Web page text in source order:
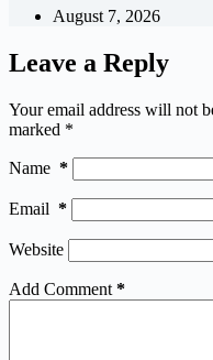
August 7, 2026
Leave a Reply
Your email address will not
marked *
Name *
Email *
Website
Add Comment *